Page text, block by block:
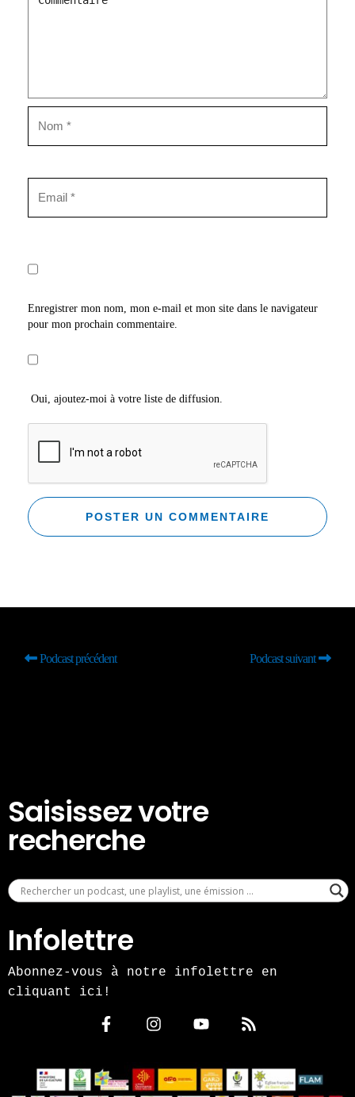
Enregistrer mon nom, mon e-mail et mon site dans le navigateur
pour mon prochain commentaire.
Oui, ajoutez-moi à votre liste de diffusion.
Podcast précédent Podcast suivant
Saisissez votre
recherche
Infolettre
Abonnez-vous à notre infolettre en
cliquant ici!